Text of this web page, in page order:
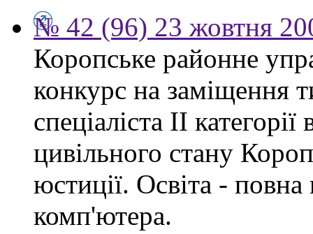
№ 42 (96) 23 жовтня
Коропське районне
конкурс на заміщення
спеціаліста ІІ
цивільного стану
юстиції. Освіта -
комп'ютера.